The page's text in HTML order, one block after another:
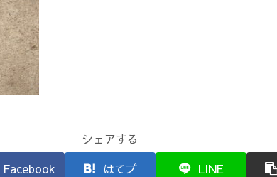
シェアする
Facebook はてブ LINE